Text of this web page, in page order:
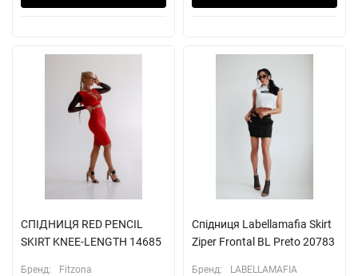
СПІДНИЦЯ RED PENCIL
SKIRT KNEE-LENGTH 14685
Бренд: Fitzona
Спідниця Labellamafia Skirt
Ziper Frontal BL Preto 20783
Бренд: LABELLAMAFIA